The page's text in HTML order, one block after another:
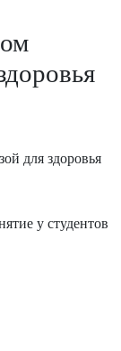
для здоровья
у студентов